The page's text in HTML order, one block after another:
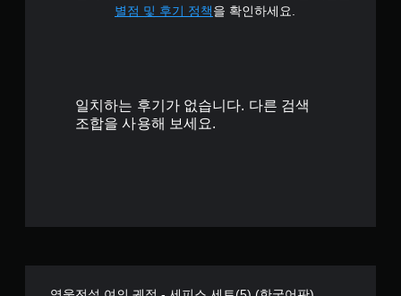
별점 및 후기 정책을 확인하세요.
일치하는 후기가 없습니다. 다른 검색
조합을 사용해 보세요.